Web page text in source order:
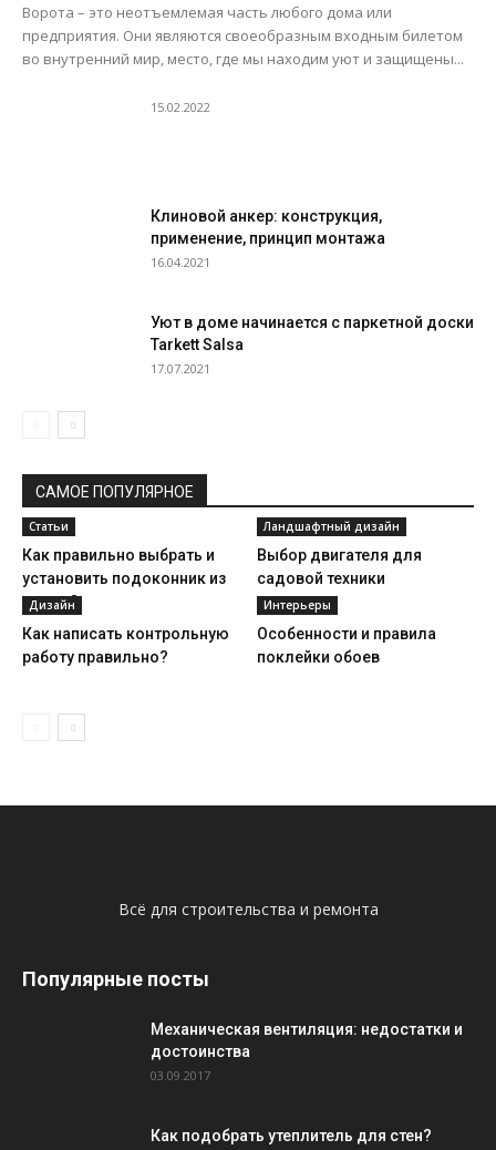
Ворота – это неотъемлемая часть любого дома или
предприятия. Они являются своеобразным входным билетом
во внутренний мир, место, где мы находим уют и защищены...
15.02.2022
Клиновой анкер: конструкция,
применение, принцип монтажа
16.04.2021
Уют в доме начинается с паркетной доски
Tarkett Salsa
17.07.2021
САМОЕ ПОПУЛЯРНОЕ
Статьи
Как правильно выбрать и
установить подоконник из
камня?
Ландшафтный дизайн
Выбор двигателя для
садовой техники
Дизайн
Как написать контрольную
работу правильно?
Интерьеры
Особенности и правила
поклейки обоев
Всё для строительства и ремонта
Популярные посты
Механическая вентиляция: недостатки и
достоинства
03.09.2017
Как подобрать утеплитель для стен?